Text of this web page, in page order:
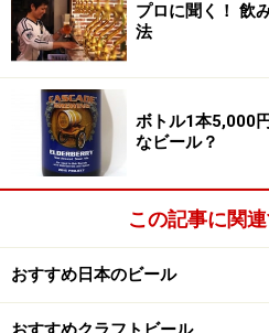
全体的に、爽快感を感じなが
苦味・甘み・スパイシーさを
なビールです。
慣れないと初めは独特な風
が、小麦、コリアンダー、オ
雑で爽やかな風味は、口あた
プロに聞く！ 飲
法
ボトル1本5,000
なビール？
この記事に関
おすすめ日本のビール